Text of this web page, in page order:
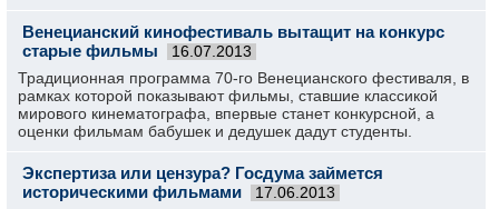
Венецианский кинофестиваль вытащит на конкурс
старые фильмы
16.07.2013
Традиционная программа 70-го Венецианского фестиваля, в
рамках которой показывают фильмы, ставшие классикой
мирового кинематографа, впервые станет конкурсной, а
оценки фильмам бабушек и дедушек дадут студенты.
Экспертиза или цензура? Госдума займется
историческими фильмами
17.06.2013